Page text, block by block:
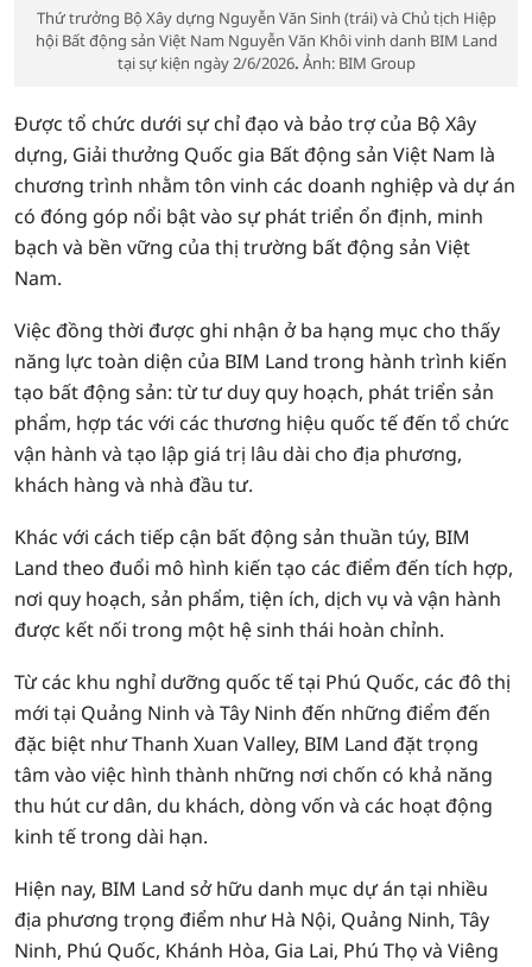
Thứ trưởng Bộ Xây dựng Nguyễn Văn Sinh (trái) và Chủ tịch Hiệp
hội Bất động sản Việt Nam Nguyễn Văn Khôi vinh danh BIM Land
tại sự kiện ngày 2/6/2026. Ảnh: BIM Group
Được tổ chức dưới sự chỉ đạo và bảo trợ của Bộ Xây
dựng, Giải thưởng Quốc gia Bất động sản Việt Nam là
chương trình nhằm tôn vinh các doanh nghiệp và dự án
có đóng góp nổi bật vào sự phát triển ổn định, minh
bạch và bền vững của thị trường bất động sản Việt
Nam.
Việc đồng thời được ghi nhận ở ba hạng mục cho thấy
năng lực toàn diện của BIM Land trong hành trình kiến
tạo bất động sản: từ tư duy quy hoạch, phát triển sản
phẩm, hợp tác với các thương hiệu quốc tế đến tổ chức
vận hành và tạo lập giá trị lâu dài cho địa phương,
khách hàng và nhà đầu tư.
Khác với cách tiếp cận bất động sản thuần túy, BIM
Land theo đuổi mô hình kiến tạo các điểm đến tích hợp,
nơi quy hoạch, sản phẩm, tiện ích, dịch vụ và vận hành
được kết nối trong một hệ sinh thái hoàn chỉnh.
Từ các khu nghỉ dưỡng quốc tế tại Phú Quốc, các đô thị
mới tại Quảng Ninh và Tây Ninh đến những điểm đến
đặc biệt như Thanh Xuan Valley, BIM Land đặt trọng
tâm vào việc hình thành những nơi chốn có khả năng
thu hút cư dân, du khách, dòng vốn và các hoạt động
kinh tế trong dài hạn.
Hiện nay, BIM Land sở hữu danh mục dự án tại nhiều
địa phương trọng điểm như Hà Nội, Quảng Ninh, Tây
Ninh, Phú Quốc, Khánh Hòa, Gia Lai, Phú Thọ và Viêng